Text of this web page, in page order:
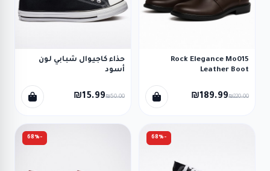
Rock Elegance Mo015
Leather Boot
₪189.99₪220.00
حذاء كاجيوال شبابي لون
أسود
₪15.99₪50.00
-68%
-68%